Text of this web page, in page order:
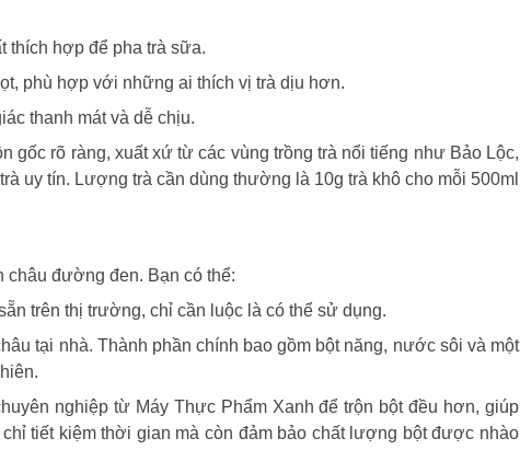
thích hợp để pha trà sữa.
phù hợp với những ai thích vị trà dịu hơn.
thanh mát và dễ chịu.
gốc rõ ràng, xuất xứ từ các vùng trồng trà nổi tiếng như Bảo Lộc,
uy tín. Lượng trà cần dùng thường là 10g trà khô cho mỗi 500ml
châu đường đen. Bạn có thể:
trên thị trường, chỉ cần luộc là có thể sử dụng.
tại nhà. Thành phần chính bao gồm bột năng, nước sôi và một
nghiệp từ Máy Thực Phẩm Xanh để trộn bột đều hơn, giúp
tiết kiệm thời gian mà còn đảm bảo chất lượng bột được nhào